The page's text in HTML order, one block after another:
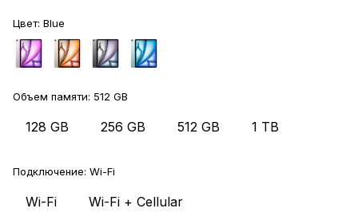
Цвет: Blue
Объем памяти: 512 GB
128 GB 256 GB 512 GB 1 TB
Подключение: Wi-Fi
Wi-Fi Wi-Fi + Cellular